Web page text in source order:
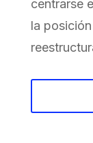
centrarse
la